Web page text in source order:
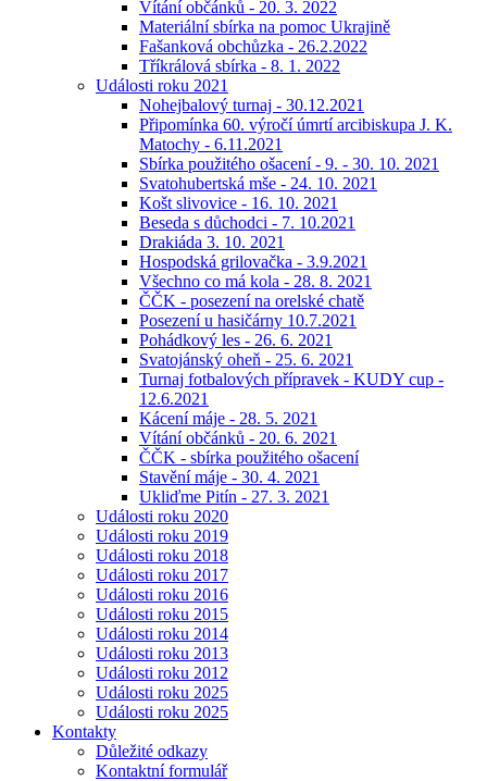
Vítání občánků - 20. 3. 2022
Materiální sbírka na pomoc Ukrajině
Fašanková obchůzka - 26.2.2022
Tříkrálová sbírka - 8. 1. 2022
Události roku 2021
Nohejbalový turnaj - 30.12.2021
Připomínka 60. výročí úmrtí arcibiskupa J. K.
Matochy - 6.11.2021
Sbírka použitého ošacení - 9. - 30. 10. 2021
Svatohubertská mše - 24. 10. 2021
Košt slivovice - 16. 10. 2021
Beseda s důchodci - 7. 10.2021
Drakiáda 3. 10. 2021
Hospodská grilovačka - 3.9.2021
Všechno co má kola - 28. 8. 2021
ČČK - posezení na orelské chatě
Posezení u hasičárny 10.7.2021
Pohádkový les - 26. 6. 2021
Svatojánský oheň - 25. 6. 2021
Turnaj fotbalových přípravek - KUDY cup -
12.6.2021
Kácení máje - 28. 5. 2021
Vítání občánků - 20. 6. 2021
ČČK - sbírka použitého ošacení
Stavění máje - 30. 4. 2021
Ukliďme Pitín - 27. 3. 2021
Události roku 2020
Události roku 2019
Události roku 2018
Události roku 2017
Události roku 2016
Události roku 2015
Události roku 2014
Události roku 2013
Události roku 2012
Události roku 2025
Události roku 2025
Kontakty
Důležité odkazy
Kontaktní formulář